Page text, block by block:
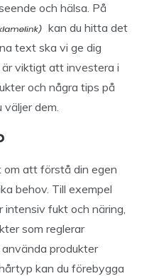
och hälsa. På
kan du hitta det
text ska vi ge dig
viktigt att investera i
och några tips på
dem.
om att förstå din egen
behov. Till exempel
fukt och näring,
som reglerar
produkter
kan du förebygga